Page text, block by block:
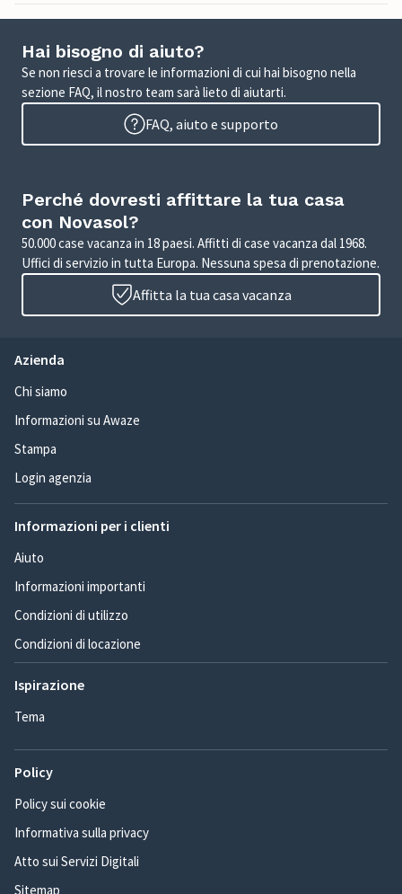
Hai bisogno di aiuto?
Se non riesci a trovare le informazioni di cui hai bisogno nella
sezione FAQ, il nostro team sarà lieto di aiutarti.
FAQ, aiuto e supporto
Perché dovresti affittare la tua casa
con Novasol?
50.000 case vacanza in 18 paesi. Affitti di case vacanza dal 1968.
Uffici di servizio in tutta Europa. Nessuna spesa di prenotazione.
Affitta la tua casa vacanza
Azienda
Chi siamo
Informazioni su Awaze
Stampa
Login agenzia
Informazioni per i clienti
Aiuto
Informazioni importanti
Condizioni di utilizzo
Condizioni di locazione
Ispirazione
Tema
Policy
Policy sui cookie
Informativa sulla privacy
Atto sui Servizi Digitali
Sitemap